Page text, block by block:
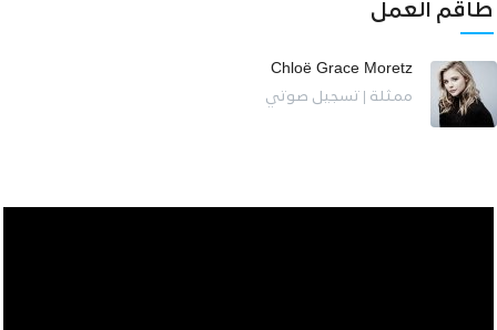
طاقم العمل
Chloë Grace Moretz
ممثلة | تسجيل صوتي